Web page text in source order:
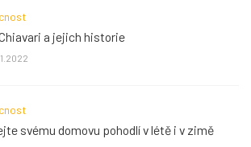
a jejich historie
svému domovu pohodlí v létě i v zimě